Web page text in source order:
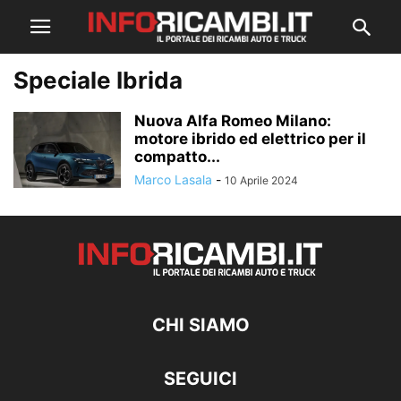
Speciale Ibrida
Nuova Alfa Romeo Milano:
motore ibrido ed elettrico per il
compatto...
Marco Lasala - 10 Aprile 2024
CHI SIAMO
SEGUICI